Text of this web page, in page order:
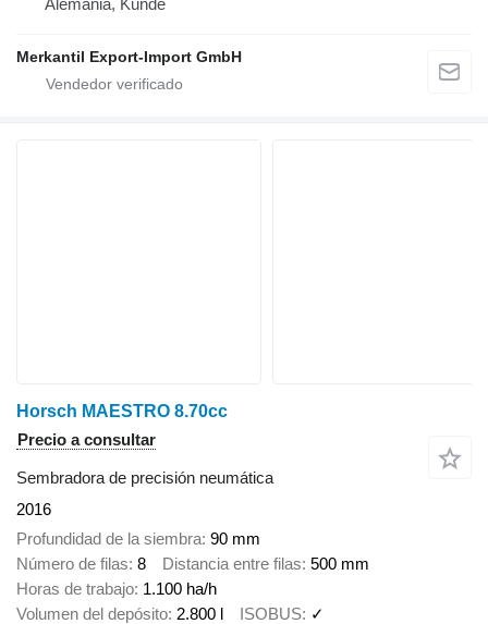
Alemania, Kunde
Merkantil Export-Import GmbH
Horsch MAESTRO 8.70cc
Precio a consultar
Sembradora de precisión neumática
2016
Profundidad de la siembra 90 mm
Número de filas 8 Distancia entre filas 500 mm
Horas de trabajo 1.100 ha/h
Volumen del depósito 2.800 l ISOBUS ✓